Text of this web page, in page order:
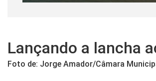
Lançando a lancha
Foto de: Jorge Amador/Câmara